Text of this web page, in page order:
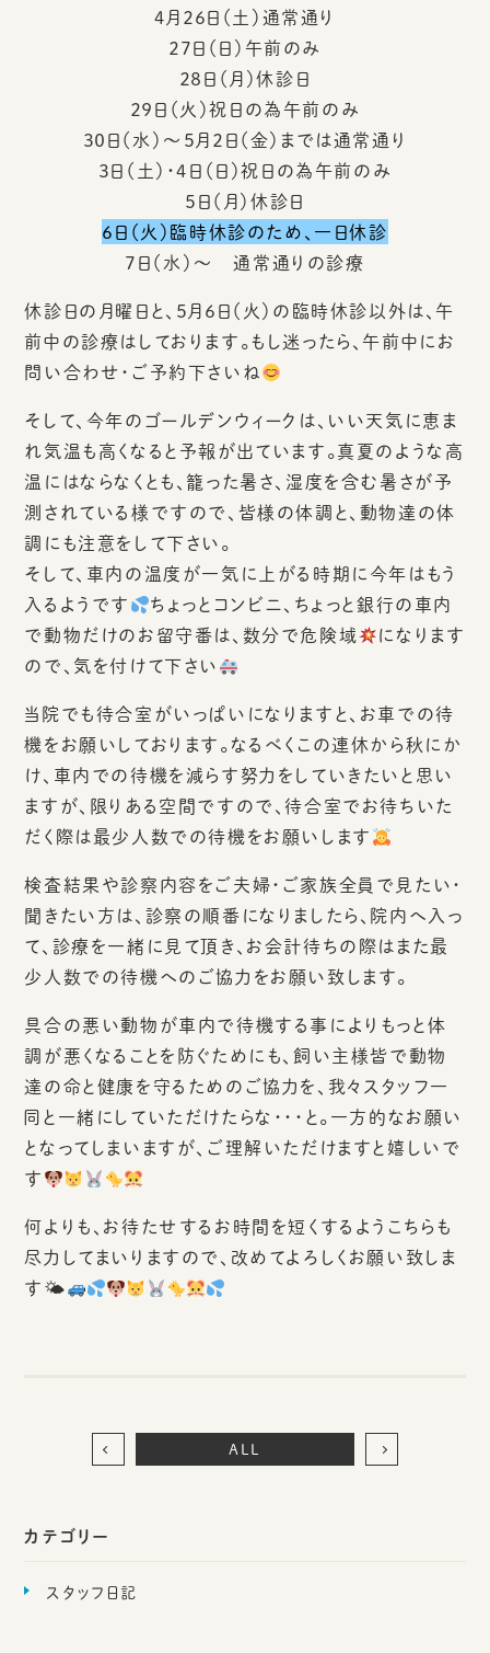
カテゴリー
スタッフ日記
４月２６日（土）通常通り
２７日（日）午前のみ
２８日（月）休診日
２９日（火）祝日の為午前のみ
３０日（水）～５月２日（金）までは通常通り
３日（土）・４日（日）祝日の為午前のみ
５日（月）休診日
６日（火）臨時休診のため、一日休診
７日（水）～ 通常通りの診療
休診日の月曜日と、５月６日（火）の臨時休診以外は、午
前中の診療はしております。もし迷ったら、午前中にお
問い合わせ・ご予約下さいね
そして、今年のゴールデンウィークは、いい天気に恵ま
れ気温も高くなると予報が出ています。真夏のような高
温にはならなくとも、籠った暑さ、湿度を含む暑さが予
測されている様ですので、皆様の体調と、動物達の体
調にも注意をして下さい。
そして、車内の温度が一気に上がる時期に今年はもう
入るようです
ちょっとコンビニ、ちょっと銀行の車内
で動物だけのお留守番は、数分で危険域
になります
ので、気を付けて下さい
当院でも待合室がいっぱいになりますと、お車での待
機をお願いしております。なるべくこの連休から秋にか
け、車内での待機を減らす努力をしていきたいと思い
ますが、限りある空間ですので、待合室でお待ちいた
だく際は最少人数での待機をお願いします
検査結果や診察内容をご夫婦・ご家族全員で見たい・
聞きたい方は、診察の順番になりましたら、院内へ入っ
て、診療を一緒に見て頂き、お会計待ちの際はまた最
少人数での待機へのご協力をお願い致します。
具合の悪い動物が車内で待機する事によりもっと体
調が悪くなることを防ぐためにも、飼い主様皆で動物
達の命と健康を守るためのご協力を、我々スタッフ一
同と一緒にしていただけたらな・・・と。一方的なお願い
となってしまいますが、ご理解いただけますと嬉しいで
す
何よりも、お待たせするお時間を短くするようこちらも
尽力してまいりますので、改めてよろしくお願い致しま
す🌤
ALL